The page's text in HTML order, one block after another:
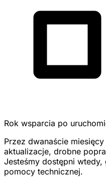
Rok wsparcia po
Przez dwanaście
aktualizacje, drobne
Jesteśmy dostępni
pomocy technicznej.